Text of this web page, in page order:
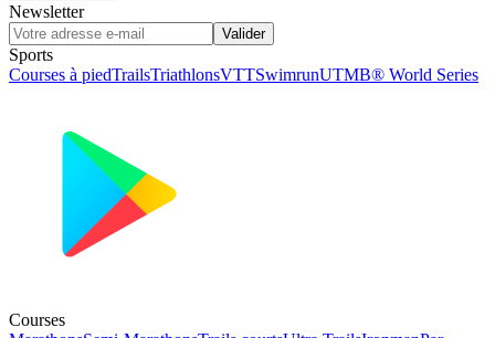
Newsletter
Valider
Sports
Courses à piedTrailsTriathlonsVTTSwimrunUTMB® World Series
Courses